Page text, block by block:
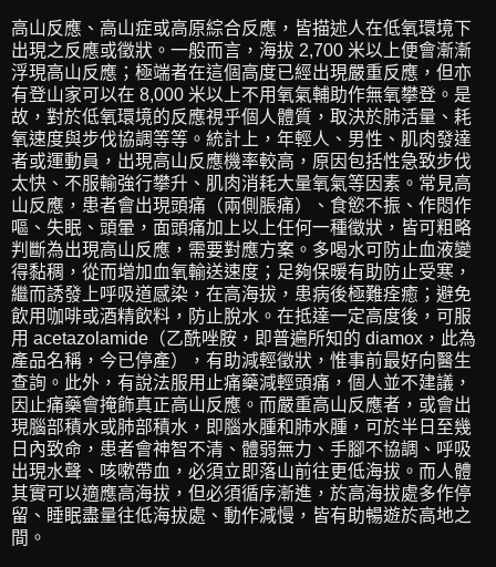
高山反應、高山症或高原綜合反應，皆描述人在低氧環境下
出現之反應或徵狀。一般而言，海拔 2,700 米以上便會漸漸
浮現高山反應；極端者在這個高度已經出現嚴重反應，但亦
有登山家可以在 8,000 米以上不用氧氣輔助作無氧攀登。是
故，對於低氧環境的反應視乎個人體質，取決於肺活量、耗
氧速度與步伐協調等等。統計上，年輕人、男性、肌肉發達
者或運動員，出現高山反應機率較高，原因包括性急致步伐
太快、不服輸強行攀升、肌肉消耗大量氧氣等因素。常見高
山反應，患者會出現頭痛（兩側脹痛）、食慾不振、作悶作
嘔、失眠、頭暈，面頭痛加上以上任何一種徵狀，皆可粗略
判斷為出現高山反應，需要對應方案。多喝水可防止血液變
得黏稠，從而增加血氧輸送速度；足夠保暖有助防止受寒，
繼而誘發上呼吸道感染，在高海拔，患病後極難痊癒；避免
飲用咖啡或酒精飲料，防止脫水。在抵達一定高度後，可服
用 acetazolamide（乙酰唑胺，即普遍所知的 diamox，此為
產品名稱，今已停產），有助減輕徵狀，惟事前最好向醫生
查詢。此外，有說法服用止痛藥減輕頭痛，個人並不建議，
因止痛藥會掩飾真正高山反應。而嚴重高山反應者，或會出
現腦部積水或肺部積水，即腦水腫和肺水腫，可於半日至幾
日內致命，患者會神智不清、體弱無力、手腳不協調、呼吸
出現水聲、咳嗽帶血，必須立即落山前往更低海拔。而人體
其實可以適應高海拔，但必須循序漸進，於高海拔處多作停
留、睡眠盡量往低海拔處、動作減慢，皆有助暢遊於高地之
間。